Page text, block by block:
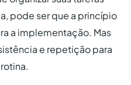
pode ser que a princípio
a implementação. Mas
e repetição para